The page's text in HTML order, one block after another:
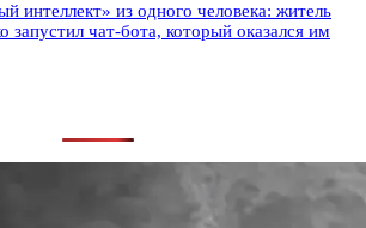
интеллект» из одного человека: житель
запустил чат-бота, который оказался им